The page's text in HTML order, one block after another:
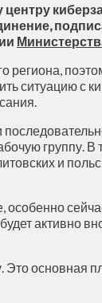
региона,
ситуацию с
группу.
и
активно